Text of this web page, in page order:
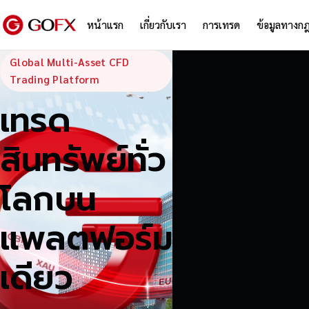
หน้าแรก เกี่ยวกับเรา การเทรด ข้อมูลทางก
GoFX —
Global Multi-Asset CFD
Trading Platform
เทรด
สินทรัพย์ทั่ว
โลกบน
แพลตฟอร์ม
เดียว